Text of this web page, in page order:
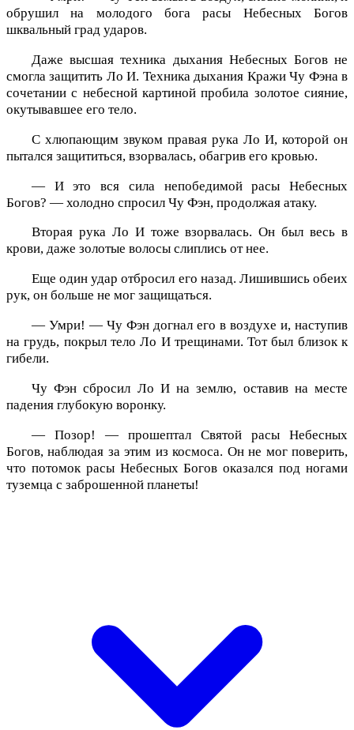
обрушил на молодого бога расы Небесных Богов
шквальный град ударов.
Даже высшая техника дыхания Небесных Богов не
смогла защитить Ло И. Техника дыхания Кражи Чу Фэна в
сочетании с небесной картиной пробила золотое сияние,
окутывавшее его тело.
С хлюпающим звуком правая рука Ло И, которой он
пытался защититься, взорвалась, обагрив его кровью.
— И это вся сила непобедимой расы Небесных
Богов? — холодно спросил Чу Фэн, продолжая атаку.
Вторая рука Ло И тоже взорвалась. Он был весь в
крови, даже золотые волосы слиплись от нее.
Еще один удар отбросил его назад. Лишившись обеих
рук, он больше не мог защищаться.
— Умри! — Чу Фэн догнал его в воздухе и, наступив
на грудь, покрыл тело Ло И трещинами. Тот был близок к
гибели.
Чу Фэн сбросил Ло И на землю, оставив на месте
падения глубокую воронку.
— Позор! — прошептал Святой расы Небесных
Богов, наблюдая за этим из космоса. Он не мог поверить,
что потомок расы Небесных Богов оказался под ногами
туземца с заброшенной планеты!